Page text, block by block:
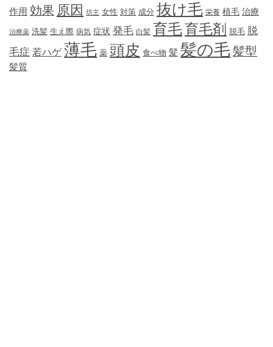
作用 効果 原因 坊主 女性 対策 成分 抜け毛 栄養 植毛 治療
治療薬 洗髪 生え際 病気 症状 発毛 白髪 育毛育毛剤 脱毛 脱
毛症 若ハゲ 薄毛 薬 頭皮 食べ物 髪 髪の毛髪型
髪質